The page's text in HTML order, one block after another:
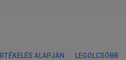
ALAPJÁN LEGOLCSÓBB